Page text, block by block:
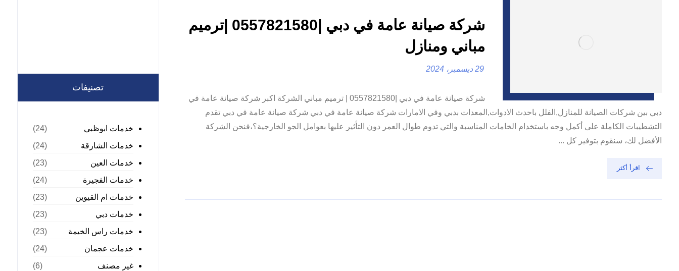
شركة صيانة عامة في دبي |0557821580 |ترميم
مباني ومنازل
29 ديسمبر، 2024
شركة صيانة عامة في دبي |0557821580 | ترميم مباني الشركة اكبر شركة صيانة عامة في
دبي بين شركات الصيانة للمنازل,الفلل باحدث الادوات,المعدات بدبي وفي الامارات شركة صيانة عامة في دبي شركة صيانة عامة في دبي تقدم
التشطيبات الكاملة على أكمل وجه باستخدام الخامات المناسبة والتي تدوم طوال العمر دون التأثير عليها بعوامل الجو الخارجية؟،فنحن الشركة
الأفضل لك، سنقوم بتوفير كل ...
اقرأ أكثر
تصنيفات
خدمات ابوظبي
(24)
خدمات الشارقة
(24)
خدمات العين
(23)
خدمات الفجيرة
(24)
خدمات ام القيوين
(23)
خدمات دبي
(23)
خدمات راس الخيمة
(23)
خدمات عجمان
(24)
غير مصنف
(6)